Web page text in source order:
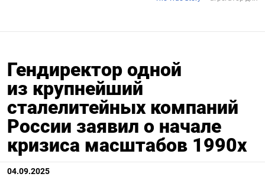
Гендиректор одной
из крупнейший
сталелитейных компаний
России заявил о начале
кризиса масштабов 1990х
04.09.2025